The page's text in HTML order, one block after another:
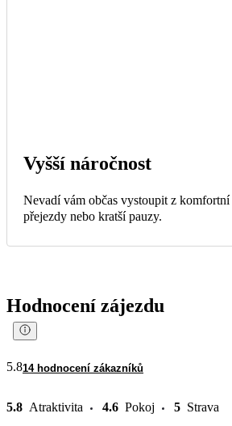
Vyšší náročnost
Nevadí vám občas vystoupit z
přejezdy nebo kratší pauzy.
Hodnocení zájezdu
5.814 hodnocení zákazníků
5.8 Atraktivita 4.6 Pokoj 5 Strava